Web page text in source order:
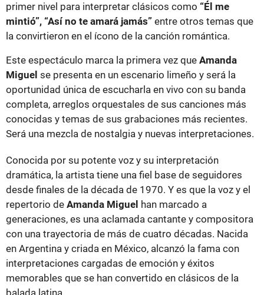
primer nivel para interpretar clásicos como “Él me
mintió”, “Así no te amará jamás” entre otros temas que
la convirtieron en el ícono de la canción romántica.
Este espectáculo marca la primera vez que Amanda
Miguel se presenta en un escenario limeño y será la
oportunidad única de escucharla en vivo con su banda
completa, arreglos orquestales de sus canciones más
conocidas y temas de sus grabaciones más recientes.
Será una mezcla de nostalgia y nuevas interpretaciones.
Conocida por su potente voz y su interpretación
dramática, la artista tiene una fiel base de seguidores
desde finales de la década de 1970. Y es que la voz y el
repertorio de Amanda Miguel han marcado a
generaciones, es una aclamada cantante y compositora
con una trayectoria de más de cuatro décadas. Nacida
en Argentina y criada en México, alcanzó la fama con
interpretaciones cargadas de emoción y éxitos
memorables que se han convertido en clásicos de la
balada latina.